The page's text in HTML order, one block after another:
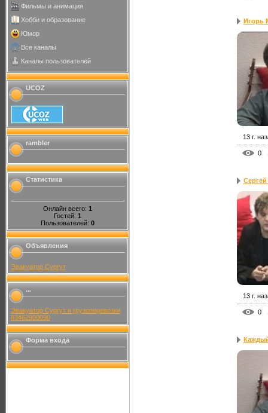
Фильмы и анимация
Хобби и образование
Юмор
Все каналы
Каналы пользователей
UCOZ
rambler
Статистика
Онлайн всего: 1
Гостей: 1
Пользователей: 0
Объявления
Эвакуатор Сургут
...
Эвакуатор Сургут и грузоперевозки
83462900090
Форма входа
Игорь
13 г.
0
13 г.
0